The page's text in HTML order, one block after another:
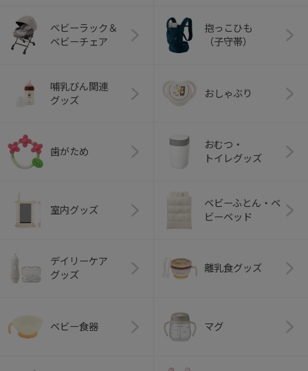
ベビーラック＆
ベビーチェア
抱っこひも
（子守帯）
哺乳びん関連
グッズ
おしゃぶり
歯がため
おむつ・
トイレグッズ
室内グッズ
ベビーふとん・ベ
ビーベッド
デイリーケア
グッズ
離乳食グッズ
ベビー食器 マグ